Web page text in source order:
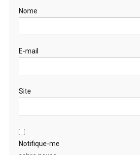
Nome
E-mail
Site
Notifique-me